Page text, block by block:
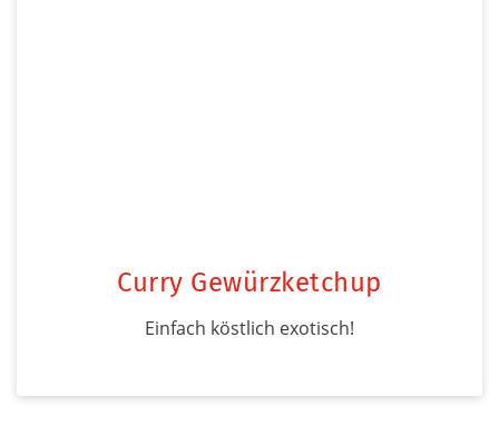
Curry Gewürzketchup
Einfach köstlich exotisch!